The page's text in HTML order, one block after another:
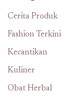
Cerita Produk
Fashion Terkini
Kecantikan
Kuliner
Obat Herbal